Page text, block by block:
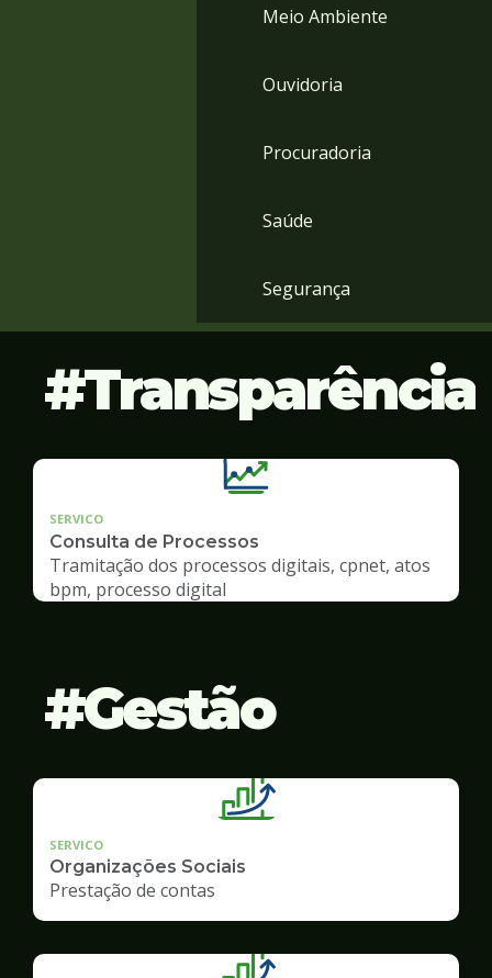
Meio Ambiente
Ouvidoria
Procuradoria
Saúde
Segurança
Transparência
SERVICO
Consulta de Processos
Tramitação dos processos digitais, cpnet, atos
bpm, processo digital
Gestão
SERVICO
Organizações Sociais
Prestação de contas